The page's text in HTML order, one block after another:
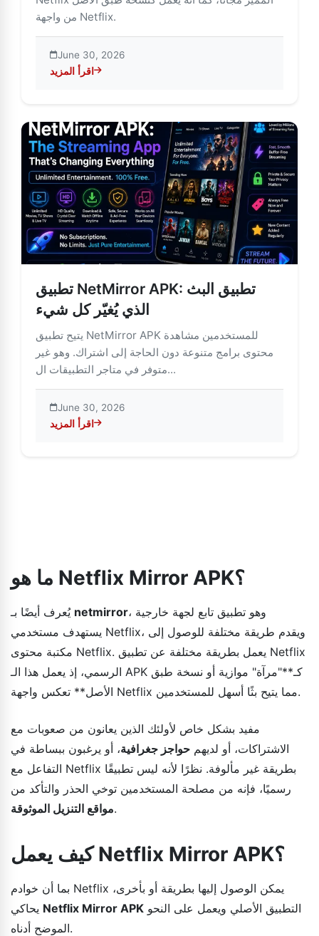
من واجهة Netflix.
June 30, 2026
اقرأ المزيد
تطبيق NetMirror APK: تطبيق البث
الذي يُغيّر كل شيء
يتيح تطبيق NetMirror APK للمستخدمين مشاهدة
محتوى برامج متنوعة دون الحاجة إلى اشتراك. وهو غير
متوفر في متاجر التطبيقات ال...
June 30, 2026
اقرأ المزيد
ما هو Netflix Mirror APK؟
يُعرف أيضًا بـ netmirror، وهو تطبيق تابع لجهة خارجية
يستهدف مستخدمي Netflix، ويقدم طريقة مختلفة للوصول إلى
مكتبة محتوى Netflix. يعمل بطريقة مختلفة عن تطبيق Netflix
الرسمي، إذ يعمل هذا الـ APK كـ**"مرآة" موازية أو نسخة طبق
الأصل** تعكس واجهة Netflix مما يتيح بثًا أسهل للمستخدمين.
مفيد بشكل خاص لأولئك الذين يعانون من صعوبات مع
الاشتراكات، أو لديهم حواجز جغرافية، أو يرغبون ببساطة في
التفاعل مع Netflix بطريقة غير مألوفة. نظرًا لأنه ليس تطبيقًا
رسميًا، فإنه من مصلحة المستخدمين توخي الحذر والتأكد من
مواقع التنزيل الموثوقة.
كيف يعمل Netflix Mirror APK؟
بما أن خوادم Netflix يمكن الوصول إليها بطريقة أو بأخرى،
Netflix Mirror APK
الموضح أدناه.